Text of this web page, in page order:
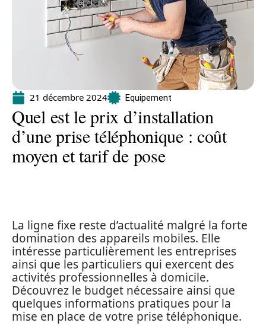
21 décembre 2024 Equipement
Quel est le prix d’installation
d’une prise téléphonique : coût
moyen et tarif de pose
La ligne fixe reste d’actualité malgré la forte
domination des appareils mobiles. Elle
intéresse particulièrement les entreprises
ainsi que les particuliers qui exercent des
activités professionnelles à domicile.
Découvrez le budget nécessaire ainsi que
quelques informations pratiques pour la
mise en place de votre prise téléphonique.